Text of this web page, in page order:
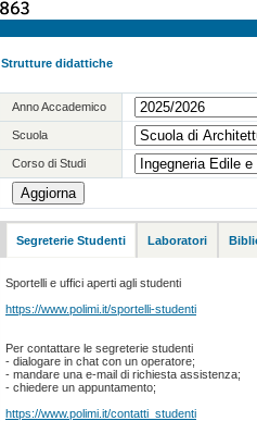
Strutture didattiche
Anno Accademico
Scuola
Corso di Studi
Segreterie Studenti Laboratori
Sportelli e uffici aperti agli studenti
https://www.polimi.it/sportelli-studenti
Per contattare le segreterie studenti
- dialogare in chat con un operatore;
- mandare una e-mail di richiesta assistenza;
- chiedere un appuntamento;
https://www.polimi.it/contatti_studenti